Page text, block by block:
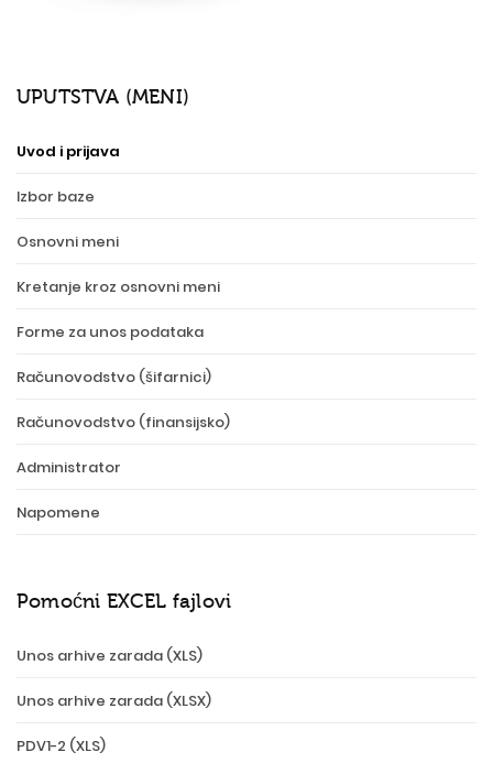
UPUTSTVA (MENI)
Uvod i prijava
Izbor baze
Osnovni meni
Kretanje kroz osnovni meni
Forme za unos podataka
Računovodstvo (šifarnici)
Računovodstvo (finansijsko)
Administrator
Napomene
Pomoćni EXCEL fajlovi
Unos arhive zarada (XLS)
Unos arhive zarada (XLSX)
PDV1-2 (XLS)